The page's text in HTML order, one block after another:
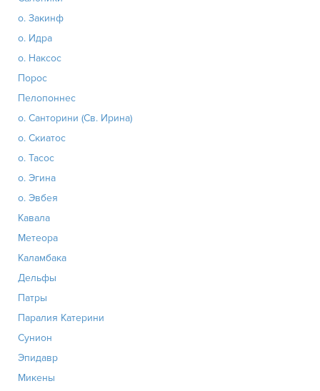
о. Закинф
о. Идра
о. Наксос
Порос
Пелопоннес
о. Санторини (Св. Ирина)
о. Скиатос
о. Тасос
о. Эгина
о. Эвбея
Кавала
Метеора
Каламбака
Дельфы
Патры
Паралия Катерини
Сунион
Эпидавр
Микены